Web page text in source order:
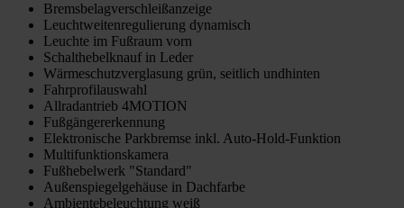
Bremsbelagverschleißanzeige
Leuchtweitenregulierung dynamisch
Leuchte im Fußraum vorn
Schalthebelknauf in Leder
Wärmeschutzverglasung grün, seitlich undhinten
Fahrprofilauswahl
Allradantrieb 4MOTION
Fußgängererkennung
Elektronische Parkbremse inkl. Auto-Hold-Funktion
Multifunktionskamera
Fußhebelwerk "Standard"
Außenspiegelgehäuse in Dachfarbe
Ambientebeleuchtung weiß